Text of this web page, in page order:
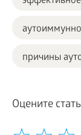
причины
Оцените